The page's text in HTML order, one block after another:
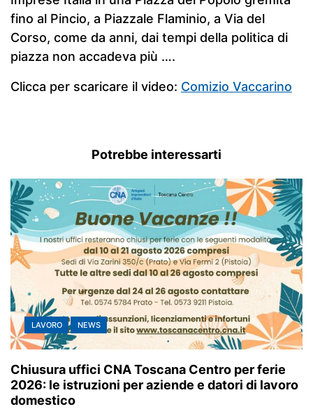
fino al Pincio, a Piazzale Flaminio, a Via del
Corso, come da anni, dai tempi della politica di
piazza non accadeva più ….
Clicca per scaricare il video: Comizio Vaccarino
Potrebbe interessarti
LAVORO NEWS
Chiusura uffici CNA Toscana Centro per ferie
2026: le istruzioni per aziende e datori di lavoro
domestico